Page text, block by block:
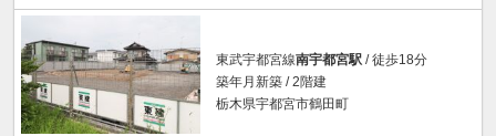
東武宇都宮線南宇都宮駅 / 徒歩18分
築年月新築 / 2階建
栃木県宇都宮市鶴田町